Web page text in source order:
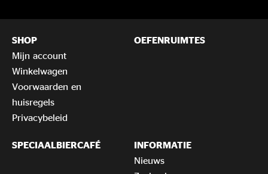
SHOP
Mijn account
Winkelwagen
Voorwaarden en
huisregels
Privacybeleid
OEFENRUIMTES
SPECIAALBIERCAFÉ
INFORMATIE
Nieuws